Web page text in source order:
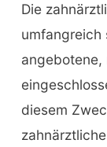
Die
umfangreich
angebotene,
diesem